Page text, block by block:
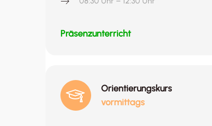
Präsenzunterricht
Orientierungskurs
vormittags